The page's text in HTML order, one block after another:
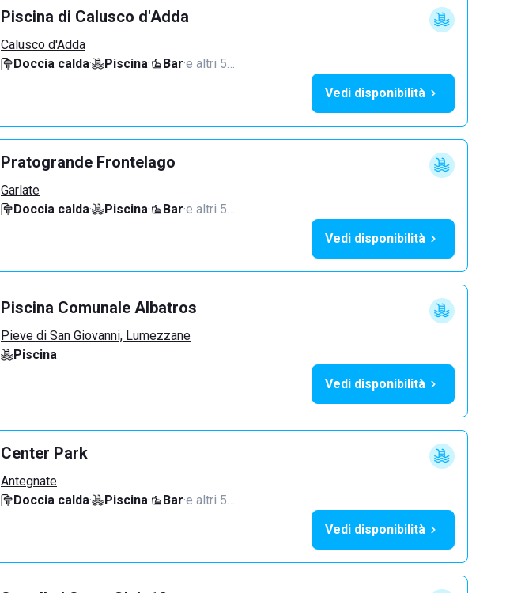
Piscina di Calusco d'Adda
Calusco d'Adda
Doccia calda· Piscina· Bar·e altri 5…
Vedi disponibilità
Pratogrande Frontelago
Garlate
Doccia calda· Piscina· Bar·e altri 5…
Vedi disponibilità
Piscina Comunale Albatros
Pieve di San Giovanni, Lumezzane
Piscina
Vedi disponibilità
Center Park
Antegnate
Doccia calda· Piscina· Bar·e altri 5…
Vedi disponibilità